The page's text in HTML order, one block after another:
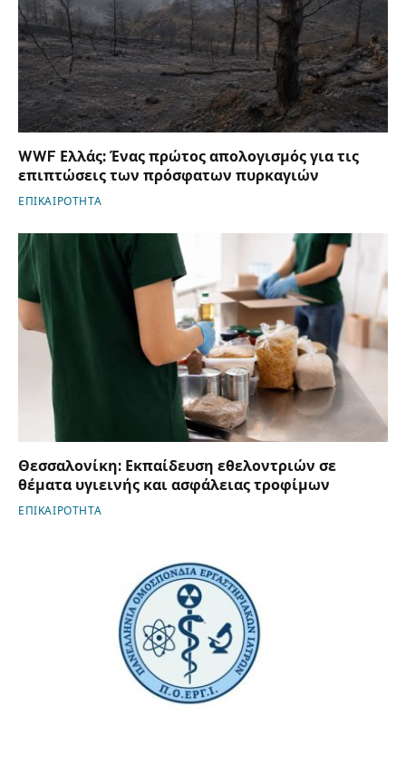
WWF Ελλάς: Ένας πρώτος απολογισμός για τις
επιπτώσεις των πρόσφατων πυρκαγιών
ΕΠΙΚΑΙΡΟΤΗΤΑ
Θεσσαλονίκη: Εκπαίδευση εθελοντριών σε
θέματα υγιεινής και ασφάλειας τροφίμων
ΕΠΙΚΑΙΡΟΤΗΤΑ